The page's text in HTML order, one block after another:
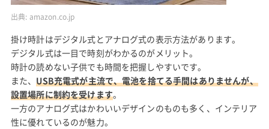
出典: amazon.co.jp
掛け時計はデジタル式とアナログ式の表示方法があります。
デジタル式は一目で時刻がわかるのがメリット。
時計の読めない子供でも時間を把握しやすいです。
また、USB充電式が主流で、電池を捨てる手間はありませんが、
設置場所に制約を受けます。
一方のアナログ式はかわいいデザインのものも多く、インテリア
性に優れているのが魅力。